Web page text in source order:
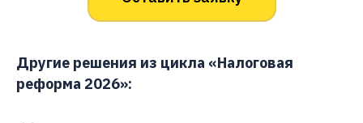
Другие решения из цикла «Налоговая
реформа 2026»: